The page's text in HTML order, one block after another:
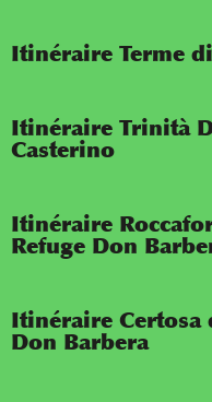
Itinéraire Terme
Itinéraire Trinità
Casterino
Itinéraire
Refuge Don
Itinéraire Certosa
Don Barbera